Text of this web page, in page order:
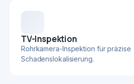
TV-Inspektion
Rohrkamera-Inspektion für präzise
Schadenslokalisierung.